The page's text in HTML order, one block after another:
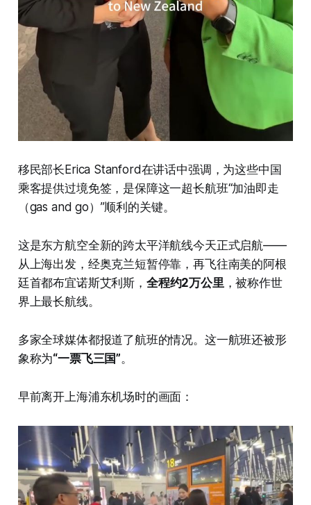
移民部长Erica Stanford在讲话中强调，为这些中国
乘客提供过境免签，是保障这一超长航班“加油即走
（gas and go）”顺利的关键。
这是东方航空全新的跨太平洋航线今天正式启航——
从上海出发，经奥克兰短暂停靠，再飞往南美的阿根
廷首都布宜诺斯艾利斯， 全程约2万公里 ，被称作世
界上最长航线。
多家全球媒体都报道了航班的情况。这一航班还被形
象称为“一票飞三国”。
早前离开上海浦东机场时的画面：